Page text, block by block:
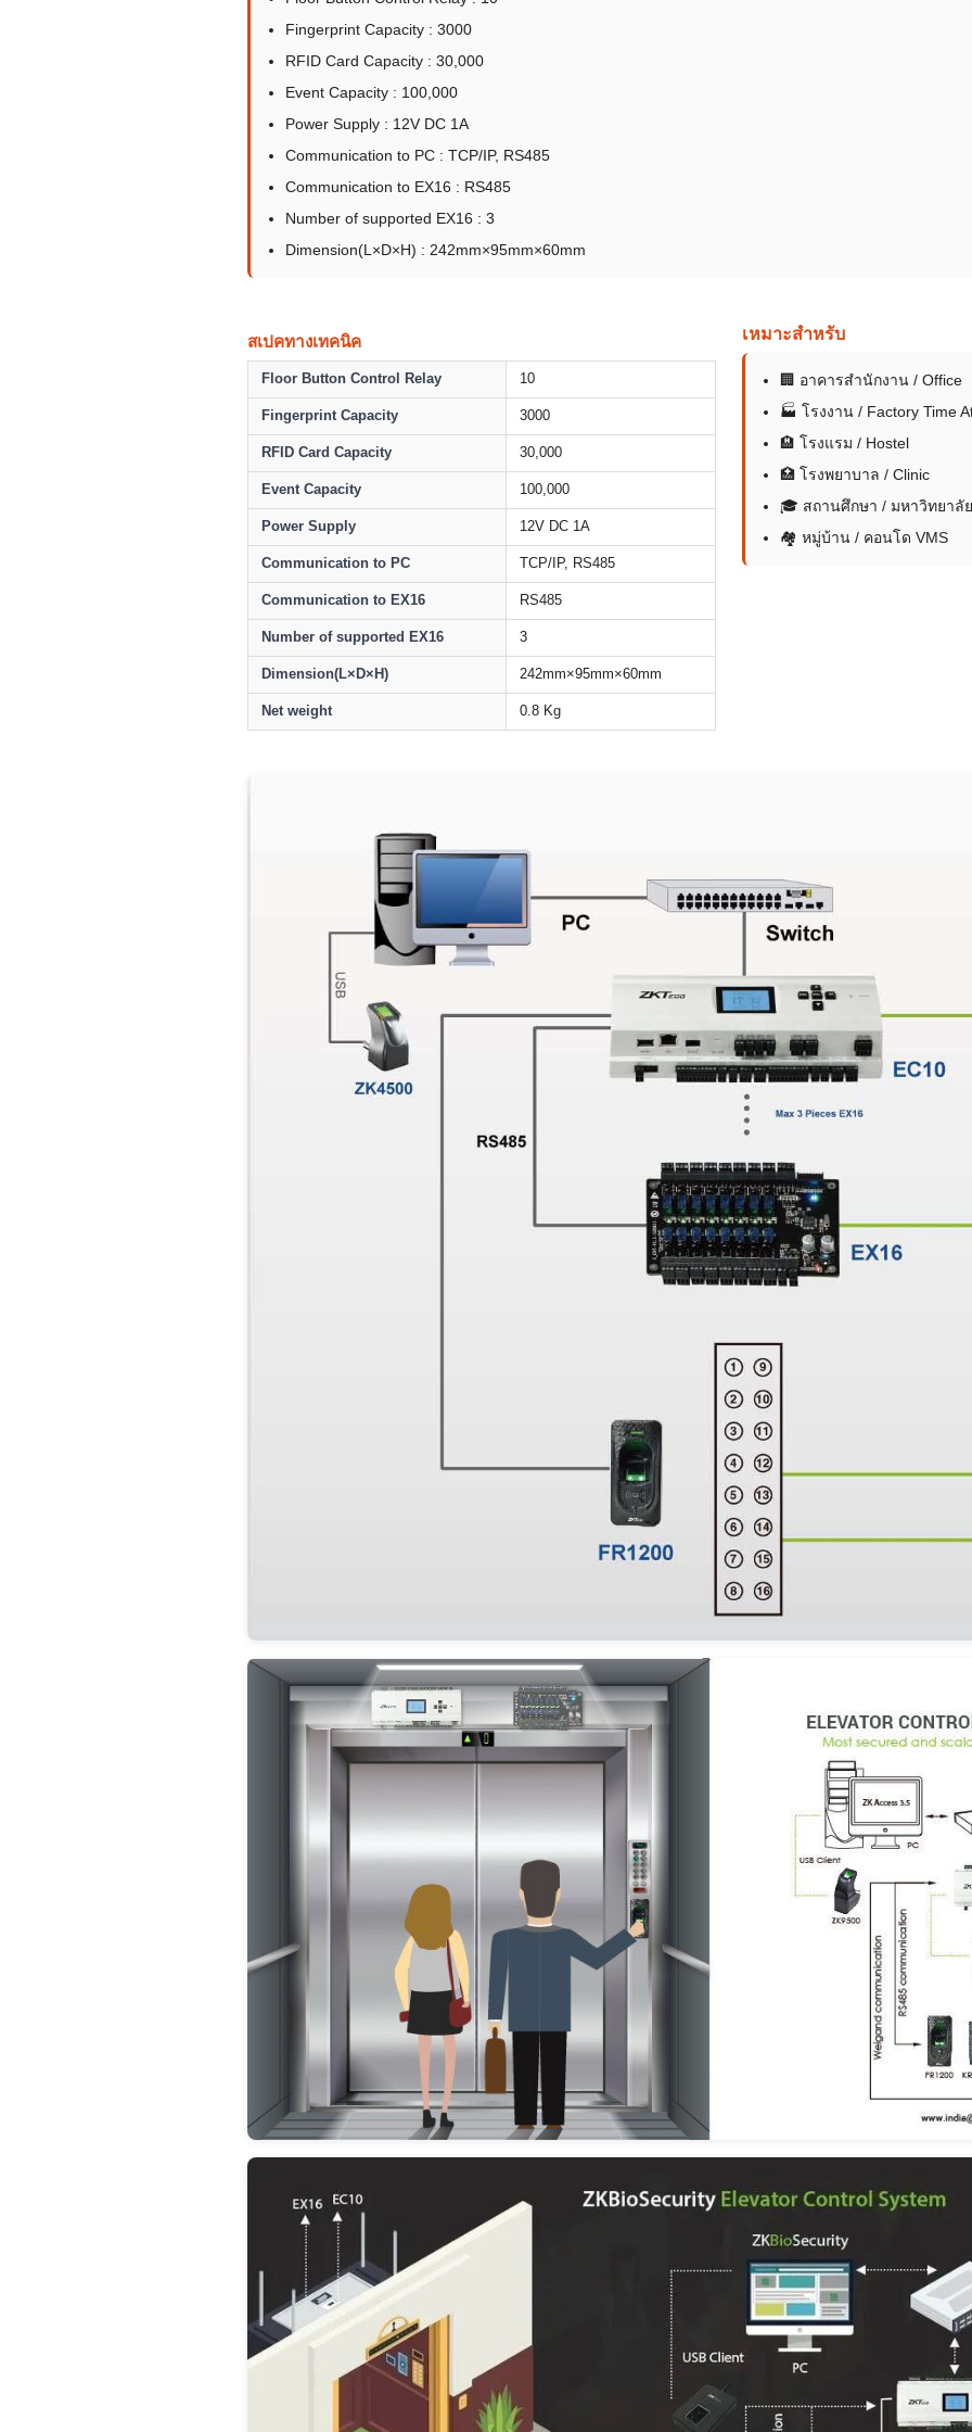
Fingerprint Capacity : 3000
RFID Card Capacity : 30,000
Event Capacity : 100,000
Power Supply : 12V DC 1A
Communication to PC : TCP/IP, RS485
Communication to EX16 : RS485
Number of supported EX16 : 3
Dimension(L×D×H) : 242mm×95mm×60mm
สเปคทางเทคนิค
Floor Button Control Relay 10
Fingerprint Capacity 3000
RFID Card Capacity 30,000
Event Capacity 100,000
Power Supply 12V DC 1A
Communication to PC TCP/IP, RS485
Communication to EX16 RS485
Number of supported EX16 3
Dimension(L×D×H) 242mm×95mm×60mm
Net weight 0.8 Kg
เหมาะสำหรับ
🏢 อาคารสำนักงาน / Office
🏭 โรงงาน / Factory Time
🏨 โรงแรม / Hostel
🏥 โรงพยาบาล / Clinic
🎓 สถานศึกษา / มหาวิทยาลัย
🏘 หมู่บ้าน / คอนโด VMS